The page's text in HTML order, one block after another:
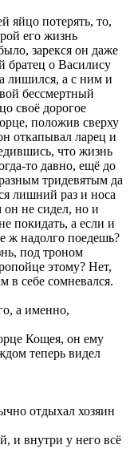
яйцо потерять, то,
его жизнь
зарекся он даже
братец о Василису
лишился, а с ним и
бессмертный
своё дорогое
положив сверху
откапывал ларец и
что жизнь
то давно, ещё до
тридевятым да
лишний раз и носа
он не сидел, но и
покидать, а если и
ж надолго поедешь?
под троном
этому? Нет,
в себе сомневался.
а именно,
Кощея, он ему
теперь видел
отдыхал хозяин
и внутри у него всё